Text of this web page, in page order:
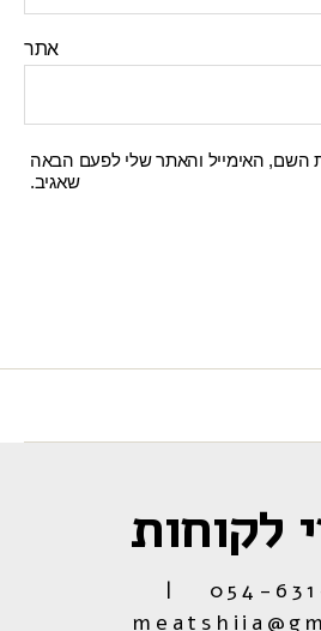
אתר
השם, האימייל והאתר שלי לפעם הבאה
שאגיב.
לקוחות
054-631-1777 |